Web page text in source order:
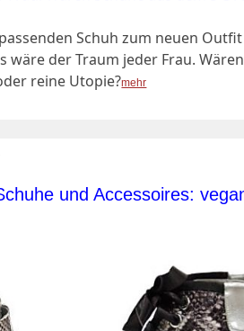
Schuh zum neuen
wäre der Traum jeder Frau.
reine Utopie?mehr
und Accessoires: